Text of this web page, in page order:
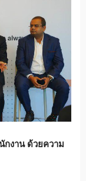
กงาน ด้วยความ